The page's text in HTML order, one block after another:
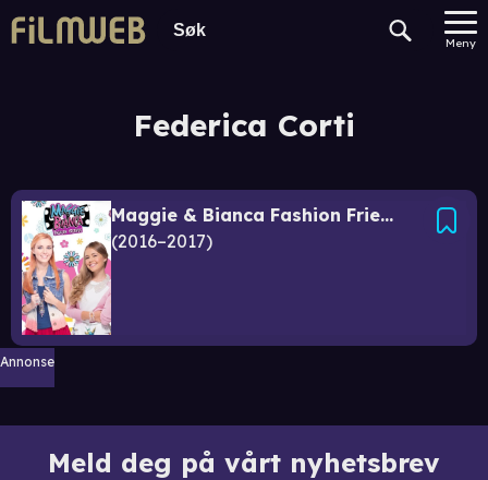
Meny
Federica Corti
Maggie & Bianca Fashion Friends
2016–2017
Annonse
Meld deg på vårt nyhetsbrev